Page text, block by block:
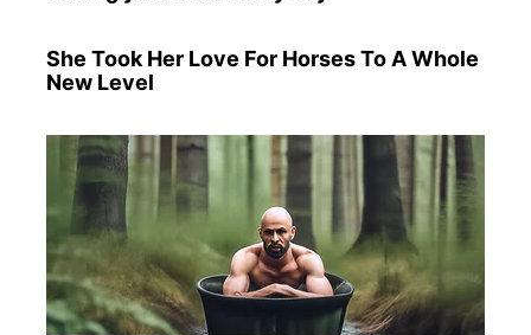
She Took Her Love For Horses To A Whole
New Level